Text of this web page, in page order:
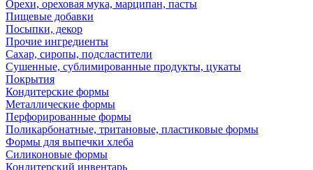
Орехи, ореховая мука, марципан, пасты
Пищевые добавки
Посыпки, декор
Прочие ингредиенты
Сахар, сиропы, подсластители
Сушенные, сублимированные продукты, цукаты
Покрытия
Кондитерские формы
Металлические формы
Перфорированные формы
Поликарбонатные, тритановые, пластиковые формы
Формы для выпечки хлеба
Силиконовые формы
Кондитерский инвентарь